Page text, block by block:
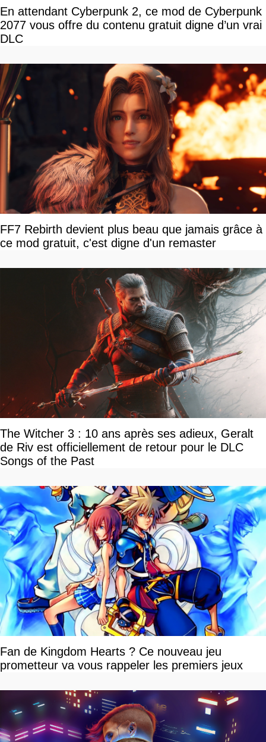
En attendant Cyberpunk 2, ce mod de Cyberpunk
2077 vous offre du contenu gratuit digne d’un vrai
DLC
FF7 Rebirth devient plus beau que jamais grâce à
ce mod gratuit, c'est digne d'un remaster
The Witcher 3 : 10 ans après ses adieux, Geralt
de Riv est officiellement de retour pour le DLC
Songs of the Past
Fan de Kingdom Hearts ? Ce nouveau jeu
prometteur va vous rappeler les premiers jeux